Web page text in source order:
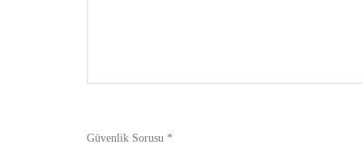
Güvenlik Sorusu *